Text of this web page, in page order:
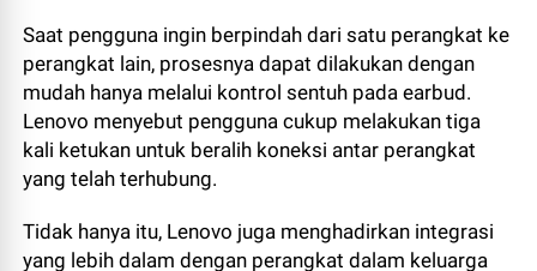
Saat pengguna ingin berpindah dari satu perangkat ke
perangkat lain, prosesnya dapat dilakukan dengan
mudah hanya melalui kontrol sentuh pada earbud.
Lenovo menyebut pengguna cukup melakukan tiga
kali ketukan untuk beralih koneksi antar perangkat
yang telah terhubung.
Tidak hanya itu, Lenovo juga menghadirkan integrasi
yang lebih dalam dengan perangkat dalam keluarga